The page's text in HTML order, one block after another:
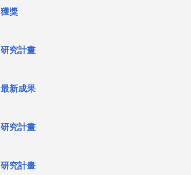
獲獎
研究計畫
最新成果
研究計畫
研究計畫